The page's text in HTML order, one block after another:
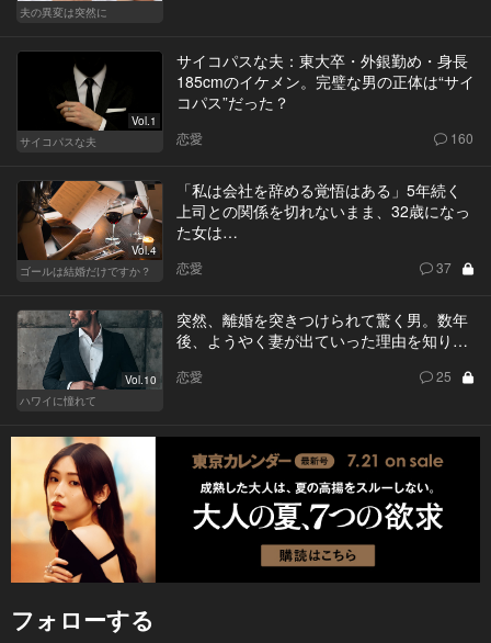
夫の異変は突然に
Vol.1
サイコパスな夫
サイコパスな夫：東大卒・外銀勤め・身長
185cmのイケメン。完璧な男の正体は“サイ
コパス”だった？
恋愛 160
Vol.4
ゴールは結婚だけですか？
「私は会社を辞める覚悟はある」5年続く
上司との関係を切れないまま、32歳になっ
た女は…
恋愛 37
Vol.10
ハワイに憧れて
突然、離婚を突きつけられて驚く男。数年
後、ようやく妻が出ていった理由を知り…
恋愛 25
フォローする